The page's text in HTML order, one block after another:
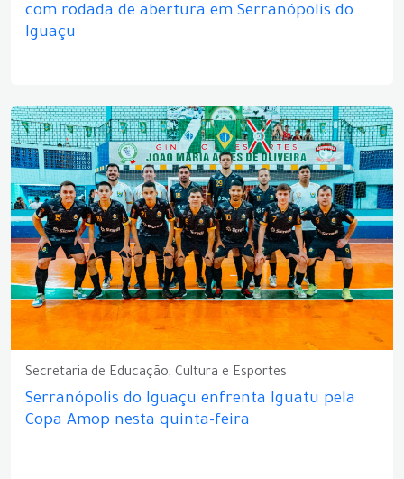
com rodada de abertura em Serranópolis do
Iguaçu
Secretaria de Educação, Cultura e Esportes
Serranópolis do Iguaçu enfrenta Iguatu pela
Copa Amop nesta quinta-feira